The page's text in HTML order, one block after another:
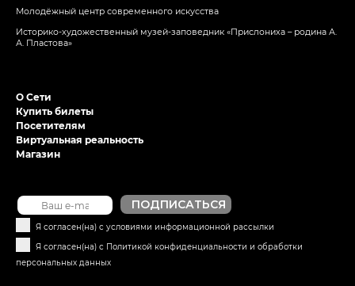
Молодёжный центр современного искусства
Историко-художественный музей-заповедник «Прислониха – родина А.
А. Пластова»
О Сети
Купить билеты
Посетителям
Виртуальная реальность
Магазин
Я согласен(на) с условиями информационной рассылки
Я согласен(на) с Политикой конфиденциальности и обработки
персональных данных